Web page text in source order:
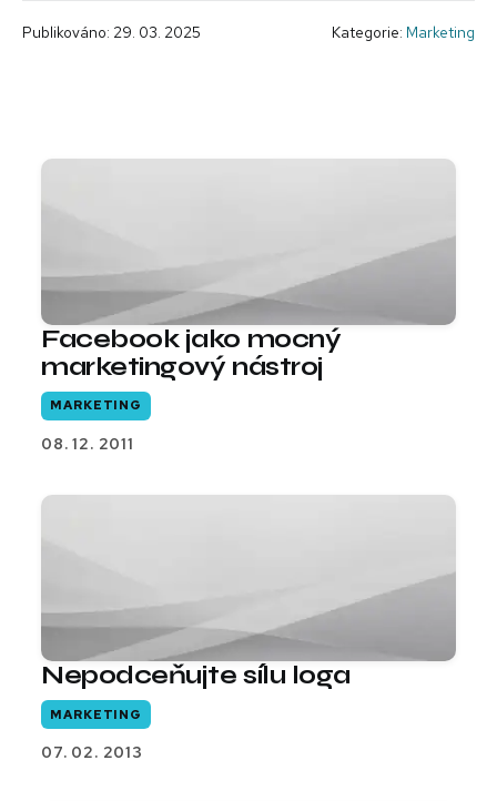
Publikováno: 29. 03. 2025 Kategorie: Marketing
Facebook jako mocný
marketingový nástroj
MARKETING
08. 12. 2011
Nepodceňujte sílu loga
MARKETING
07. 02. 2013